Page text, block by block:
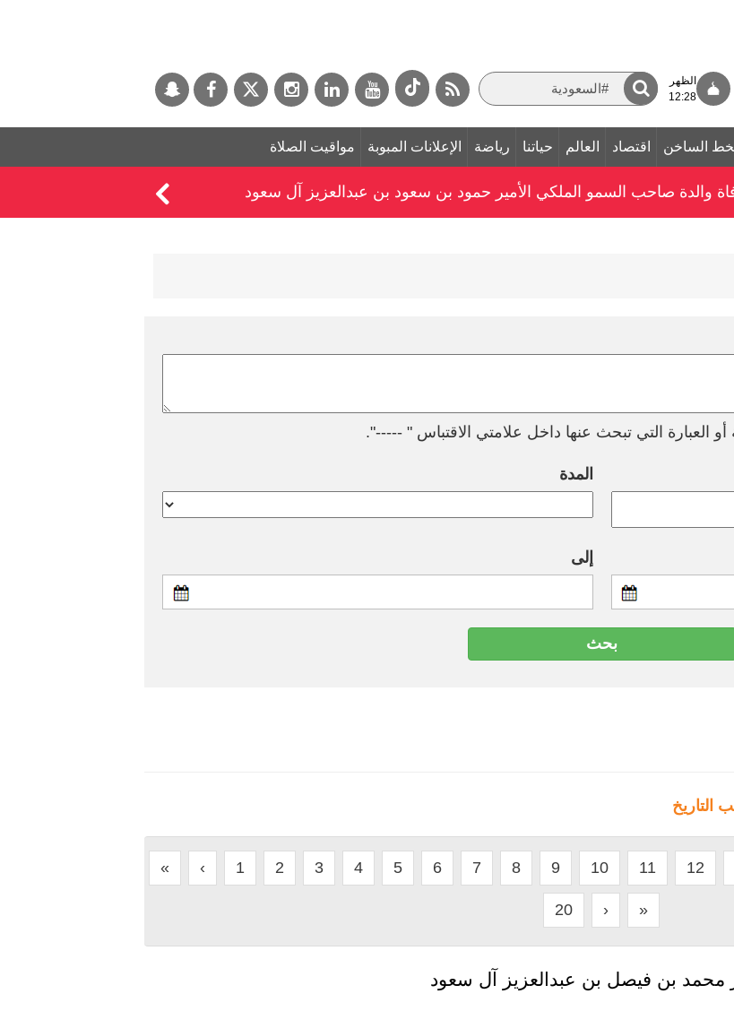
الظهر
12:28
الساخن اقتصاد العالم حياتنا رياضة الإعلانات المبوبة مواقيت الصلاة
والدة صاحب السمو الملكي الأمير حمود بن سعود بن عبدالعزيز آل سعود
العبارة التي تبحث عنها داخل علامتي الاقتباس " -----".
المدة
إلى
التاريخ
« ‹ 1 2 3 4 5 6 7 8 9 10 11 12
20 › »
محمد بن فيصل بن عبدالعزيز آل سعود